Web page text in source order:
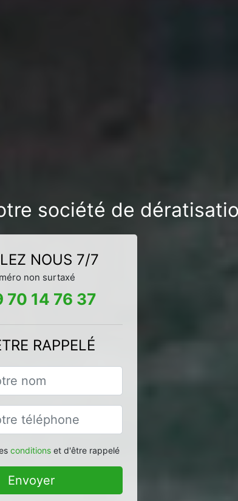
société de
NOUS 7/7
non surtaxé
14 76 37
RAPPELÉ
conditionset d'être rappelé
Envoyer